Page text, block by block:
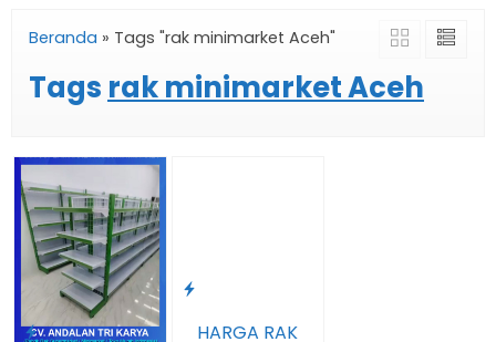
Beranda » Tags "rak minimarket Aceh"
Tags rak minimarket Aceh
HARGA RAK